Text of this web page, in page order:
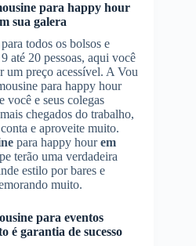
para happy hour
sua galera
todos os bolsos e
até 20 pessoas, aqui você
um preço acessível. A Vou
para happy hour
você e seus colegas
chegados do trabalho,
e aproveite muito.
para happy hourem
terão uma verdadeira
estilo por bares e
muito.
para eventos
é garantia de sucesso